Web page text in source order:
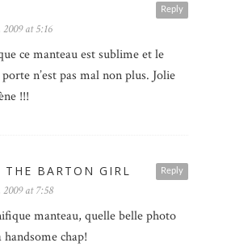
Reply
2009 at 5:16
ce manteau est sublime et le
n’est pas mal non plus. Jolie
!!!
Reply
THE BARTON GIRL
2009 at 7:58
manteau, quelle belle photo
chap!